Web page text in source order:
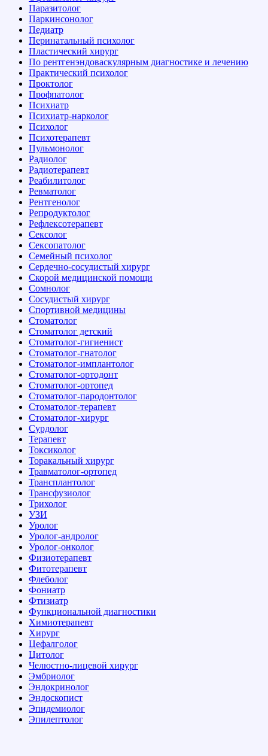
Паразитолог
Паркинсонолог
Педиатр
Перинатальный психолог
Пластический хирург
По рентгенэндоваскулярным диагностике и лечению
Практический психолог
Проктолог
Профпатолог
Психиатр
Психиатр-нарколог
Психолог
Психотерапевт
Пульмонолог
Радиолог
Радиотерапевт
Реабилитолог
Ревматолог
Рентгенолог
Репродуктолог
Рефлексотерапевт
Сексолог
Сексопатолог
Семейный психолог
Сердечно-сосудистый хирург
Скорой медицинской помощи
Сомнолог
Сосудистый хирург
Спортивной медицины
Стоматолог
Стоматолог детский
Стоматолог-гигиенист
Стоматолог-гнатолог
Стоматолог-имплантолог
Стоматолог-ортодонт
Стоматолог-ортопед
Стоматолог-пародонтолог
Стоматолог-терапевт
Стоматолог-хирург
Сурдолог
Терапевт
Токсиколог
Торакальный хирург
Травматолог-ортопед
Трансплантолог
Трансфузиолог
Трихолог
УЗИ
Уролог
Уролог-андролог
Уролог-онколог
Физиотерапевт
Фитотерапевт
Флеболог
Фониатр
Фтизиатр
Функциональной диагностики
Химиотерапевт
Хирург
Цефалголог
Цитолог
Челюстно-лицевой хирург
Эмбриолог
Эндокринолог
Эндоскопист
Эпидемиолог
Эпилептолог